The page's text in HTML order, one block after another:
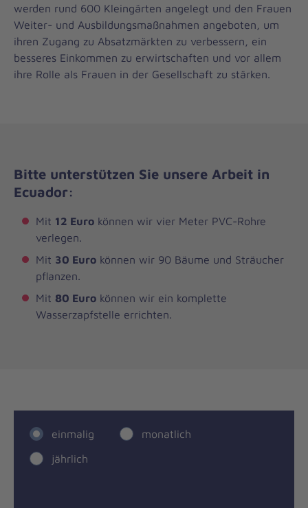
werden rund 600 Kleingärten angelegt und den Frauen
Weiter- und Ausbildungsmaßnahmen angeboten, um
ihren Zugang zu Absatzmärkten zu verbessern, ein
besseres Einkommen zu erwirtschaften und vor allem
ihre Rolle als Frauen in der Gesellschaft zu stärken.
Bitte unterstützen Sie unsere Arbeit in
Ecuador:
Mit 12 Euro können wir vier Meter PVC-Rohre
verlegen.
Mit 30 Euro können wir 90 Bäume und Sträucher
pflanzen.
Mit 80 Euro können wir ein komplette
Wasserzapfstelle errichten.
einmalig
monatlich
jährlich